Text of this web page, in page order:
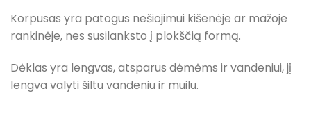
Korpusas yra patogus nešiojimui kišenėje ar mažoje
rankinėje, nes susilanksto į plokščią formą.
Dėklas yra lengvas, atsparus dėmėms ir vandeniui, jį
lengva valyti šiltu vandeniu ir muilu.